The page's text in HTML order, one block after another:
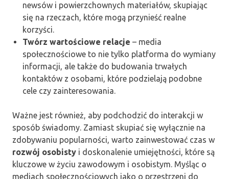
newsów i powierzchownych materiałów, skupiając
się na rzeczach, które mogą przynieść realne
korzyści.
Twórz wartościowe relacje – media
społecznościowe to nie tylko platforma do wymiany
informacji, ale także do budowania trwałych
kontaktów z osobami, które podzielają podobne
cele czy zainteresowania.
Ważne jest również, aby podchodzić do interakcji w
sposób świadomy. Zamiast skupiać się wyłącznie na
zdobywaniu popularności, warto zainwestować czas w
rozwój osobisty i doskonalenie umiejętności, które są
kluczowe w życiu zawodowym i osobistym. Myśląc o
mediach społecznościowych jako o przestrzeni do